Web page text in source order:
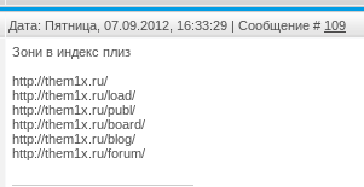
Дата: Пятница, 07.09.2012, 16:33:29 | Сообщение # 109
Зони в индекс плиз
http://them1x.ru/
http://them1x.ru/load/
http://them1x.ru/publ/
http://them1x.ru/board/
http://them1x.ru/blog/
http://them1x.ru/forum/